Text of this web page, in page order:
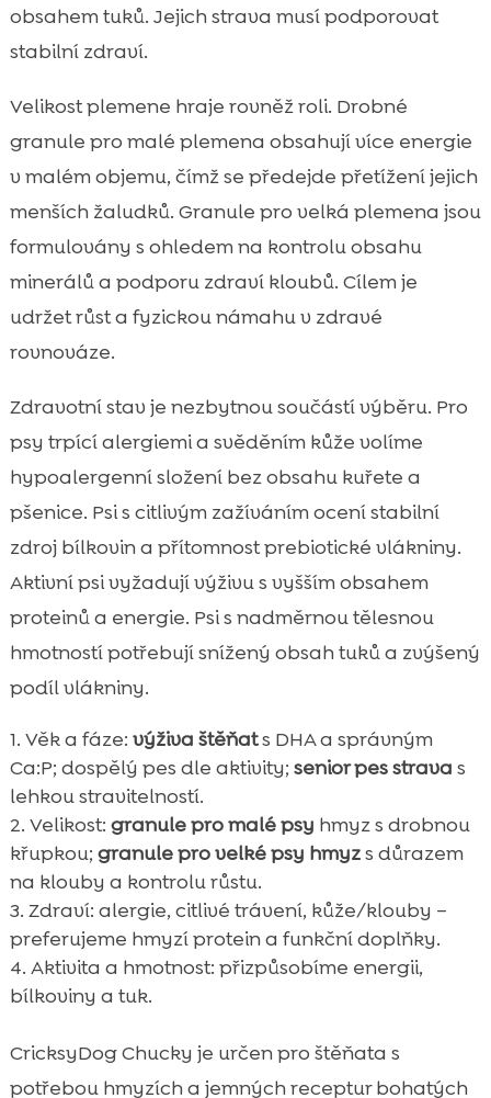
obsahem tuků. Jejich strava musí podporovat
stabilní zdraví.
Velikost plemene hraje rovněž roli. Drobné
granule pro malé plemena obsahují více energie
v malém objemu, čímž se předejde přetížení jejich
menších žaludků. Granule pro velká plemena jsou
formulovány s ohledem na kontrolu obsahu
minerálů a podporu zdraví kloubů. Cílem je
udržet růst a fyzickou námahu v zdravé
rovnováze.
Zdravotní stav je nezbytnou součástí výběru. Pro
psy trpící alergiemi a svěděním kůže volíme
hypoalergenní složení bez obsahu kuřete a
pšenice. Psi s citlivým zažíváním ocení stabilní
zdroj bílkovin a přítomnost prebiotické vlákniny.
Aktivní psi vyžadují výživu s vyšším obsahem
proteinů a energie. Psi s nadměrnou tělesnou
hmotností potřebují snížený obsah tuků a zvýšený
podíl vlákniny.
Věk a fáze: výživa štěňats DHA a správným
Ca:P; dospělý pes dle aktivity; senior pes strava s
lehkou stravitelností.
Velikost: granule pro malé psy hmyz s drobnou
křupkou; granule pro velké psy hmyzs důrazem
na klouby a kontrolu růstu.
Zdraví: alergie, citlivé trávení, kůže/klouby –
preferujeme hmyzí protein a funkční doplňky.
Aktivita a hmotnost: přizpůsobíme energii,
bílkoviny a tuk.
CricksyDog Chucky je určen pro štěňata s
potřebou hmyzích a jemných receptur bohatých